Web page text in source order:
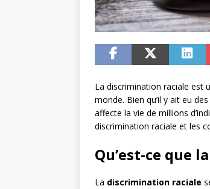
La discrimination raciale est
monde. Bien qu’il y ait eu
affecte la vie de millions
discrimination raciale et les
Qu’est-ce que
La discrimination raciale